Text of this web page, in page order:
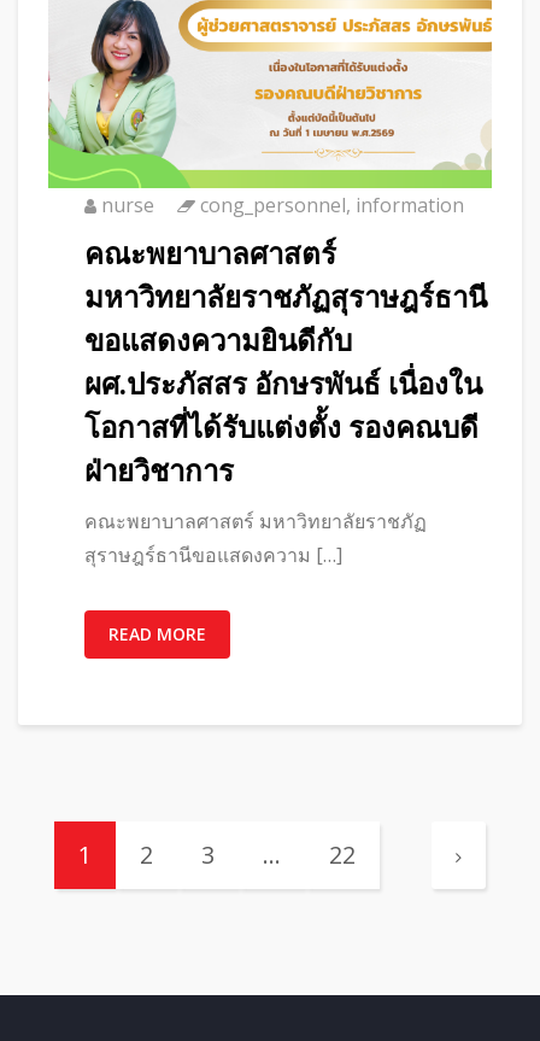
nurse cong_personnel, information
คณะพยาบาลศาสตร์
มหาวิทยาลัยราชภัฏสุราษฎร์ธานี
ขอแสดงความยินดีกับ
ผศ.ประภัสสร อักษรพันธ์ เนื่องใน
โอกาสที่ได้รับแต่งตั้ง รองคณบดี
ฝ่ายวิชาการ
คณะพยาบาลศาสตร์ มหาวิทยาลัยราชภัฏ
สุราษฎร์ธานีขอแสดงความ […]
READ MORE
1 2 3 … 22